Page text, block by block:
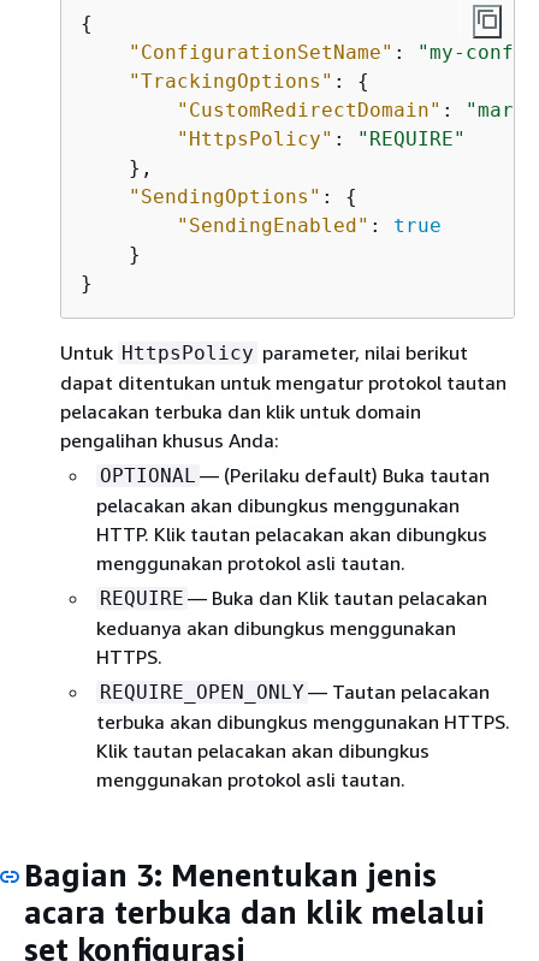
{
"ConfigurationSetName" :
"my-
"TrackingOptions" : {
"CustomRedirectDomain" :
"HttpsPolicy" :
"REQUIRE"
    },
"SendingOptions" : {
"SendingEnabled" : true
    }
}
Untuk HttpsPolicy parameter, nilai berikut
dapat ditentukan untuk mengatur protokol tautan
pelacakan terbuka dan klik untuk domain
pengalihan khusus Anda:
OPTIONAL — (Perilaku default) Buka tautan
pelacakan akan dibungkus menggunakan
HTTP. Klik tautan pelacakan akan dibungkus
menggunakan protokol asli tautan.
REQUIRE — Buka dan Klik tautan pelacakan
keduanya akan dibungkus menggunakan
HTTPS.
REQUIRE_OPEN_ONLY— Tautan pelacakan
terbuka akan dibungkus menggunakan HTTPS.
Klik tautan pelacakan akan dibungkus
menggunakan protokol asli tautan.
Bagian 3: Menentukan jenis
acara terbuka dan klik melalui
set konfigurasi